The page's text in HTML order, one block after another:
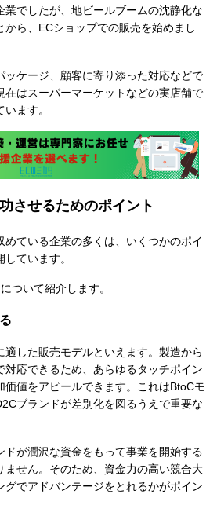
業でしたが、地ビールブームの沈静化な
から、ECショップでの販売を始めまし
ッケージ、顧客に寄り添った対応などで
在はスーパーマーケットなどの実店舗で
ます。
させるためのポイント
ている企業の多くは、いくつかのポイ
ています。
ついて紹介します。
適した販売モデルといえます。製造から
対応できるため、あらゆるタッチポイン
価値をアピールできます。これはBtoCモ
ブランドが差別化を図るうえで重要な
ドが潤沢な資金をもって事業を開始する
ません。そのため、資金力の高い競合大
グでアドバンテージをとれるかがポイン